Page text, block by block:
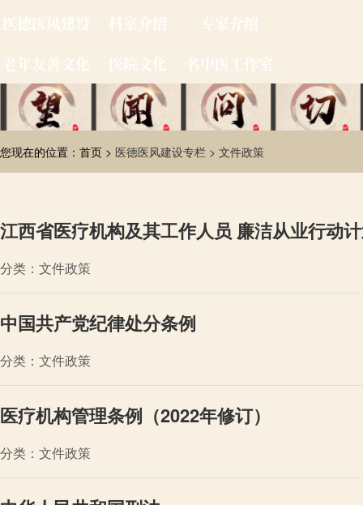
医德医风建设
科室介绍
专家介绍
老年友善文化
医院文化 名中医工作室
您现在的位置：首页 > 医德医风建设专栏 > 文件政策
江西省医疗机构及其工作人员 廉洁从业行动
分类：文件政策
中国共产党纪律处分条例
分类：文件政策
医疗机构管理条例（2022年修订）
分类：文件政策